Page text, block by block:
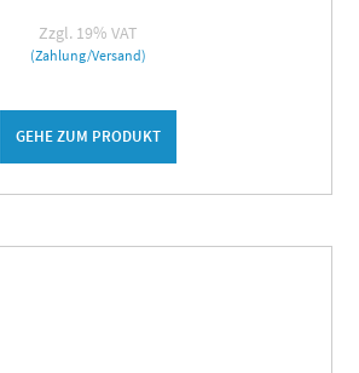
Zzgl. 19% VAT
(Zahlung/Versand)
GEHE ZUM PRODUKT